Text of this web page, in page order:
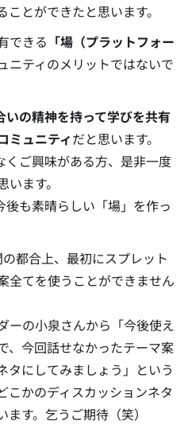
ことができたと思います。
できる 「場（プラットフォー
ニティのメリットではないで
いの精神を持って学びを共有
ミュニティだと思います。
くご興味がある方、是非一度
ます。
後も素晴らしい「場」を作っ
都合上、最初にスプレット
全てを使うことができません
ーの小泉さんから「今後使え
、今回話せなかったテーマ案
タにしてみましょう」という
こかのディスカッションネタ
す。乞うご期待（笑）